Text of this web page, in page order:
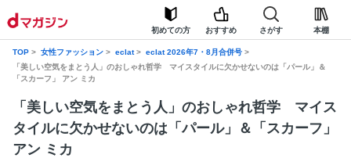
初めての方 おすすめ さがす 本棚
TOP 女性ファッション eclat
eclat 2026年7・8月合併号
「美しい空気をまとう人」のおしゃれ哲学 マイスタイルに欠かせないのは「パール」＆
「スカーフ」 アン ミカ
「美しい空気をまとう人」のおしゃれ哲学 マイス
タイルに欠かせないのは「パール」＆「スカーフ」
アン ミカ